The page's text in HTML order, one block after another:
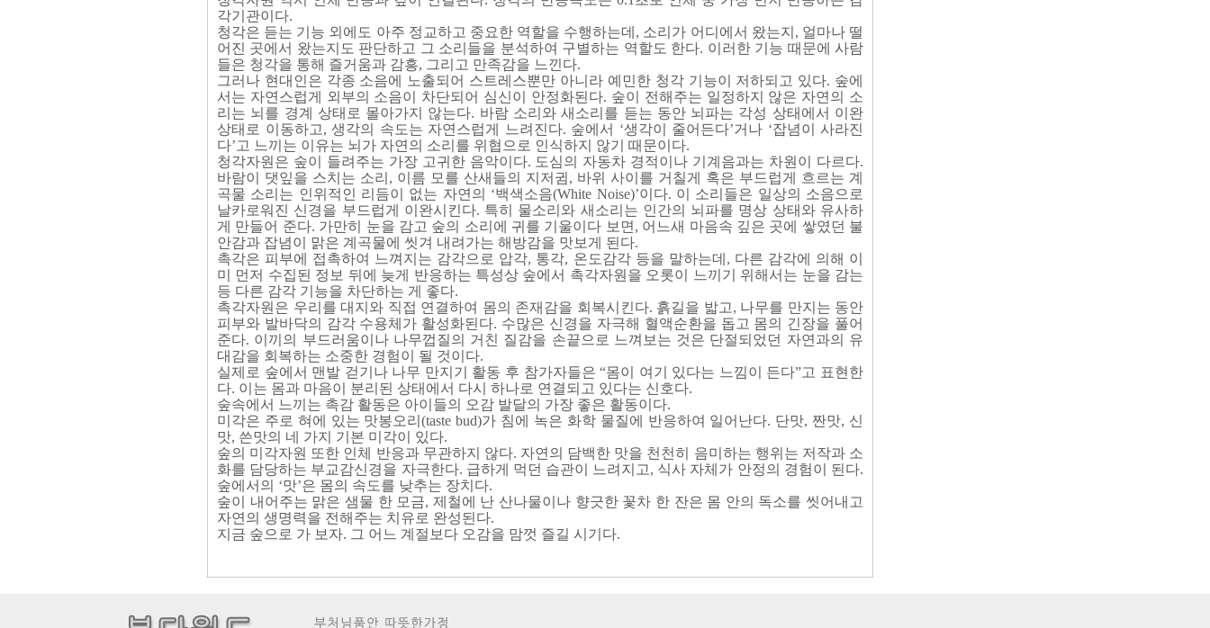
각기관이다.
청각은 듣는 기능 외에도 아주 정교하고 중요한 역할을 수행하는데, 소리가 어디에서 왔는지, 얼마나 떨
어진 곳에서 왔는지도 판단하고 그 소리들을 분석하여 구별하는 역할도 한다. 이러한 기능 때문에 사람
들은 청각을 통해 즐거움과 감흥, 그리고 만족감을 느낀다.
그러나 현대인은 각종 소음에 노출되어 스트레스뿐만 아니라 예민한 청각 기능이 저하되고 있다. 숲에
서는 자연스럽게 외부의 소음이 차단되어 심신이 안정화된다. 숲이 전해주는 일정하지 않은 자연의 소
리는 뇌를 경계 상태로 몰아가지 않는다. 바람 소리와 새소리를 듣는 동안 뇌파는 각성 상태에서 이완
상태로 이동하고, 생각의 속도는 자연스럽게 느려진다. 숲에서 ‘생각이 줄어든다’거나 ‘잡념이 사라진
다’고 느끼는 이유는 뇌가 자연의 소리를 위협으로 인식하지 않기 때문이다.
청각자원은 숲이 들려주는 가장 고귀한 음악이다. 도심의 자동차 경적이나 기계음과는 차원이 다르다.
바람이 댓잎을 스치는 소리, 이름 모를 산새들의 지저귐, 바위 사이를 거칠게 혹은 부드럽게 흐르는 계
곡물 소리는 인위적인 리듬이 없는 자연의 ‘백색소음(White Noise)’이다. 이 소리들은 일상의 소음으로
날카로워진 신경을 부드럽게 이완시킨다. 특히 물소리와 새소리는 인간의 뇌파를 명상 상태와 유사하
게 만들어 준다. 가만히 눈을 감고 숲의 소리에 귀를 기울이다 보면, 어느새 마음속 깊은 곳에 쌓였던 불
안감과 잡념이 맑은 계곡물에 씻겨 내려가는 해방감을 맛보게 된다.
촉각은 피부에 접촉하여 느껴지는 감각으로 압각, 통각, 온도감각 등을 말하는데, 다른 감각에 의해 이
미 먼저 수집된 정보 뒤에 늦게 반응하는 특성상 숲에서 촉각자원을 오롯이 느끼기 위해서는 눈을 감는
등 다른 감각 기능을 차단하는 게 좋다.
촉각자원은 우리를 대지와 직접 연결하여 몸의 존재감을 회복시킨다. 흙길을 밟고, 나무를 만지는 동안
피부와 발바닥의 감각 수용체가 활성화된다. 수많은 신경을 자극해 혈액순환을 돕고 몸의 긴장을 풀어
준다. 이끼의 부드러움이나 나무껍질의 거친 질감을 손끝으로 느껴보는 것은 단절되었던 자연과의 유
대감을 회복하는 소중한 경험이 될 것이다.
실제로 숲에서 맨발 걷기나 나무 만지기 활동 후 참가자들은 “몸이 여기 있다는 느낌이 든다”고 표현한
다. 이는 몸과 마음이 분리된 상태에서 다시 하나로 연결되고 있다는 신호다.
숲속에서 느끼는 촉감 활동은 아이들의 오감 발달의 가장 좋은 활동이다.
미각은 주로 혀에 있는 맛봉오리(taste bud)가 침에 녹은 화학 물질에 반응하여 일어난다. 단맛, 짠맛, 신
맛, 쓴맛의 네 가지 기본 미각이 있다.
숲의 미각자원 또한 인체 반응과 무관하지 않다. 자연의 담백한 맛을 천천히 음미하는 행위는 저작과 소
화를 담당하는 부교감신경을 자극한다. 급하게 먹던 습관이 느려지고, 식사 자체가 안정의 경험이 된다.
숲에서의 ‘맛’은 몸의 속도를 낮추는 장치다.
숲이 내어주는 맑은 샘물 한 모금, 제철에 난 산나물이나 향긋한 꽃차 한 잔은 몸 안의 독소를 씻어내고
자연의 생명력을 전해주는 치유로 완성된다.
지금 숲으로 가 보자. 그 어느 계절보다 오감을 맘껏 즐길 시기다.